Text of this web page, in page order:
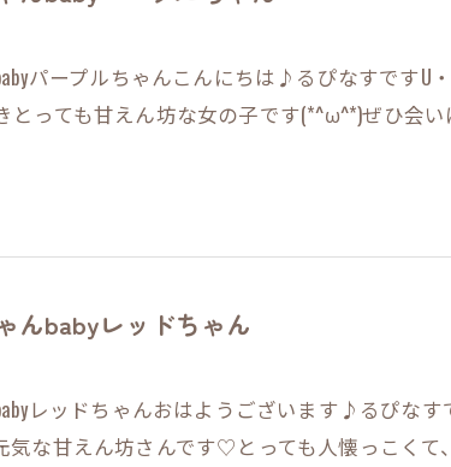
パープルちゃんこんにちは♪るぴなすですU
とっても甘えん坊な女の子です(*^ω^*)ぜひ会
んbabyレッドちゃん
レッドちゃんおはようございます♪るぴなす
気な甘えん坊さんです♡とっても人懐っこく